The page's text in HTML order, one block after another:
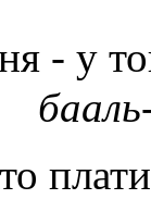
- у